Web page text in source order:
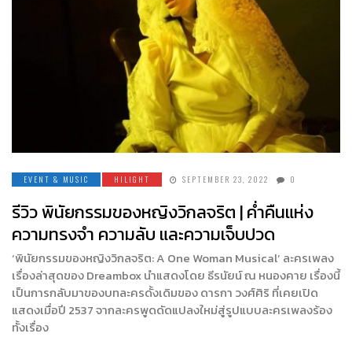
EVENT & MUSIC HILIGHT SEPTEMBER 23, 2022 0
รีวิว พินัยกรรมของหญิงวิกลจริต | ค่ำคืนแห่ง
ความทรงจำ ความลับ และความเจ็บปวด
‘พินัยกรรมของหญิงวิกลจริต: A One Woman Musical’ ละครเพลง
เรื่องล่าสุดของ Dreambox นำแสดงโดย ธีรนัยน์ ณ หนองคาย เรื่องนี้
เป็นการกลับมาของบทละครดั้งเดิมของ ดารกา วงศ์ศิริ ที่เคยเปิด
แสดงเมื่อปี 2537 จากละครพูดดัดแปลงใหม่สู่รูปแบบละครเพลงร้อง
ทั้งเรื่อง